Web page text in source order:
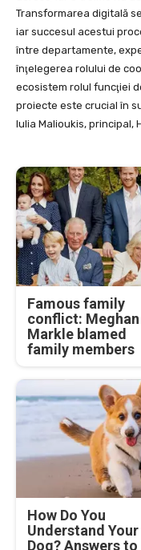
Transformarea digitală
iar succesul acestui
între departamente,
înţelegerea rolului de
ecosistem rolul funcţiei
proiecte este crucial în
Iulia Malioukis, principal,
Famous family
conflict: Meghan
Markle blamed
family members
How Do You
Understand Your
Dog? Answers to